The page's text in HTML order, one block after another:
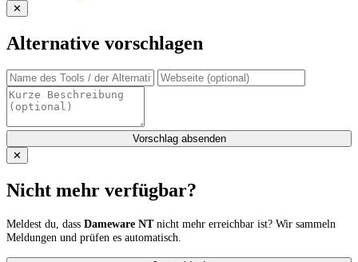
✕
Alternative vorschlagen
Vorschlag absenden
✕
Nicht mehr verfügbar?
Meldest du, dass Dameware NTnicht mehr erreichbar ist? Wir sammeln
Meldungen und prüfen es automatisch.